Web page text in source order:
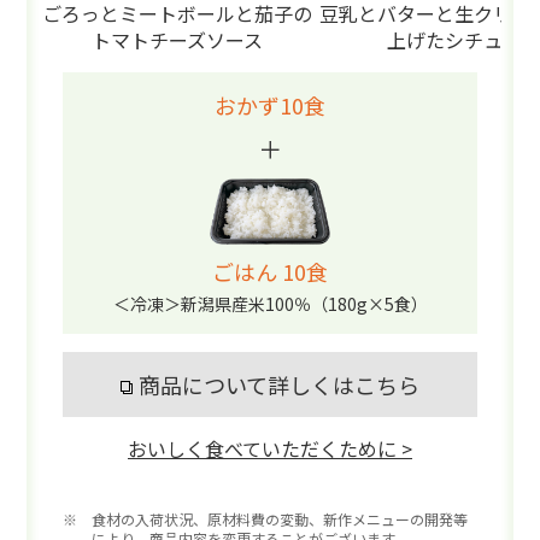
ごろっとミートボールと茄子の
トマトチーズソース
豆乳とバターと生クリー
上げたシチュー
おかず10食
＋
ごはん 10食
＜冷凍＞新潟県産米100％（180g×5食）
商品について詳しくはこちら
おいしく食べていただくために >
※ 食材の入荷状況、原材料費の変動、新作メニューの開発等